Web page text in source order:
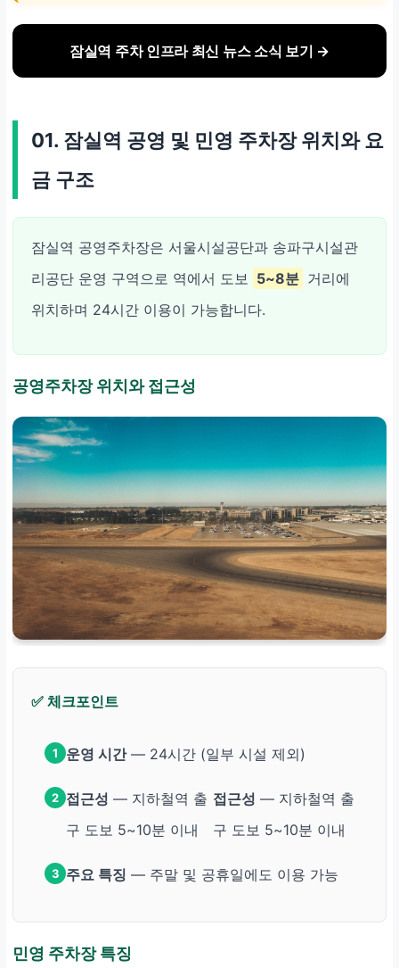
잠실역 주차 인프라 최신 뉴스 소식 보기 →
01. 잠실역 공영 및 민영 주차장 위치와 요
금 구조
잠실역 공영주차장은 서울시설공단과 송파구시설관
리공단 운영 구역으로 역에서 도보
5~8분 거리에
위치하며 24시간 이용이 가능합니다.
공영주차장 위치와 접근성
✅ 체크포인트
1 운영 시간— 24시간 (일부 시설 제외)
2 접근성 — 지하철역 출
구 도보 5~10분 이내
접근성 — 지하철역 출
구 도보 5~10분 이내
3 주요 특징 — 주말 및 공휴일에도 이용 가능
민영 주차장 특징